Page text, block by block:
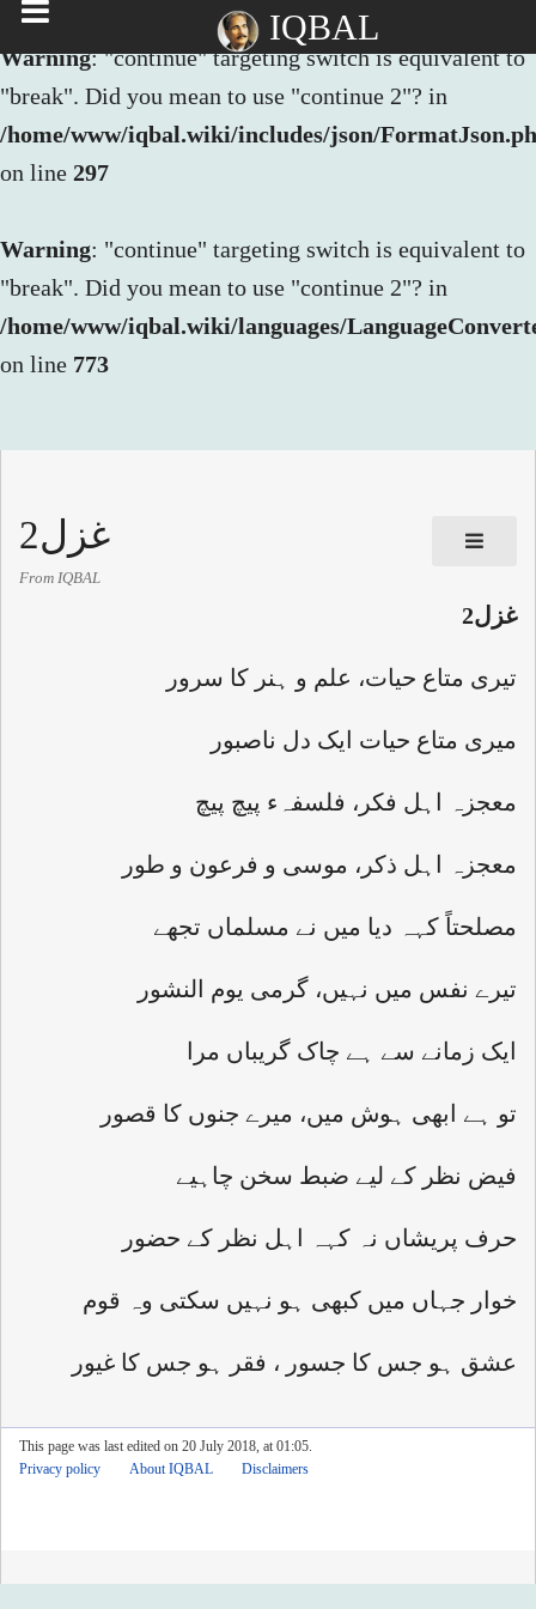
Warning: "continue" targeting switch is equivalent to
"break". Did you mean to use "continue 2"? in
/home/www/iqbal.wiki/includes/json/
on line 297
Warning: "continue" targeting switch is equivalent to
"break". Did you mean to use "continue 2"? in
/home/www/iqbal.wiki/languages/
on line 773
IQBAL
غزل2
From IQBAL
غزل2
تيری متاع حيات، علم و ہنر کا سرور
ميری متاع حيات ايک دل ناصبور
معجزہ اہل فکر، فلسفہء پيچ پيچ
معجزہ اہل ذکر، موسی و فرعون و طور
مصلحتاً کہہ ديا ميں نے مسلماں تجھے
تيرے نفس ميں نہيں، گرمی يوم النشور
ايک زمانے سے ہے چاک گريباں مرا
تو ہے ابھی ہوش ميں، ميرے جنوں کا قصور
فيض نظر کے ليے ضبط سخن چاہيے
حرف پريشاں نہ کہہ اہل نظر کے حضور
خوار جہاں ميں کبھی ہو نہيں سکتی وہ قوم
عشق ہو جس کا جسور ، فقر ہو جس کا غيور
This page was last edited on 20 July 2018, at 01:05.
Privacy policy
About IQBAL Disclaimers